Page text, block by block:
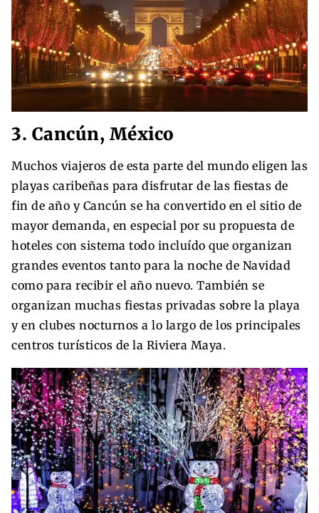
3. Cancún, México
Muchos viajeros de esta parte del mundo eligen las
playas caribeñas para disfrutar de las fiestas de
fin de año y Cancún se ha convertido en el sitio de
mayor demanda, en especial por su propuesta de
hoteles con sistema todo incluído que organizan
grandes eventos tanto para la noche de Navidad
como para recibir el año nuevo. También se
organizan muchas fiestas privadas sobre la playa
y en clubes nocturnos a lo largo de los principales
centros turísticos de la Riviera Maya.